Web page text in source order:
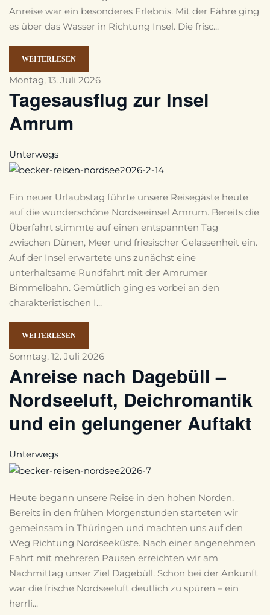
Anreise war ein besonderes Erlebnis. Mit der Fähre ging
es über das Wasser in Richtung Insel. Die frisc...
WEITERLESEN
Montag, 13. Juli 2026
Tagesausflug zur Insel
Amrum
Unterwegs
Ein neuer Urlaubstag führte unsere Reisegäste heute
auf die wunderschöne Nordseeinsel Amrum. Bereits die
Überfahrt stimmte auf einen entspannten Tag
zwischen Dünen, Meer und friesischer Gelassenheit ein.
Auf der Insel erwartete uns zunächst eine
unterhaltsame Rundfahrt mit der Amrumer
Bimmelbahn. Gemütlich ging es vorbei an den
charakteristischen I...
WEITERLESEN
Sonntag, 12. Juli 2026
Anreise nach Dagebüll –
Nordseeluft, Deichromantik
und ein gelungener Auftakt
Unterwegs
Heute begann unsere Reise in den hohen Norden.
Bereits in den frühen Morgenstunden starteten wir
gemeinsam in Thüringen und machten uns auf den
Weg Richtung Nordseeküste. Nach einer angenehmen
Fahrt mit mehreren Pausen erreichten wir am
Nachmittag unser Ziel Dagebüll. Schon bei der Ankunft
war die frische Nordseeluft deutlich zu spüren – ein
herrli...